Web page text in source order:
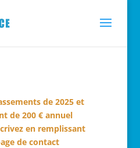
de 2025 et
de 200 € annuel
en remplissant
de contact